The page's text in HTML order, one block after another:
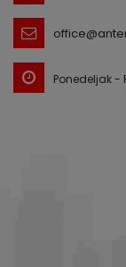
Ponedeljak -